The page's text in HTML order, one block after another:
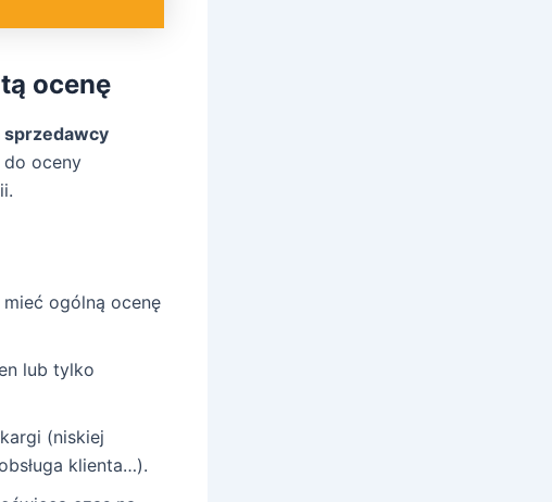
ocenę
sprzedawcy
oceny
ogólną ocenę
lub tylko
(niskiej
klienta…).